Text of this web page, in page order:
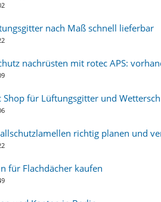
nach Maß schnell lieferbar
nachrüsten mit rotec APS:
Shop für Lüftungsgitter und
richtig planen und
für Flachdächer kaufen